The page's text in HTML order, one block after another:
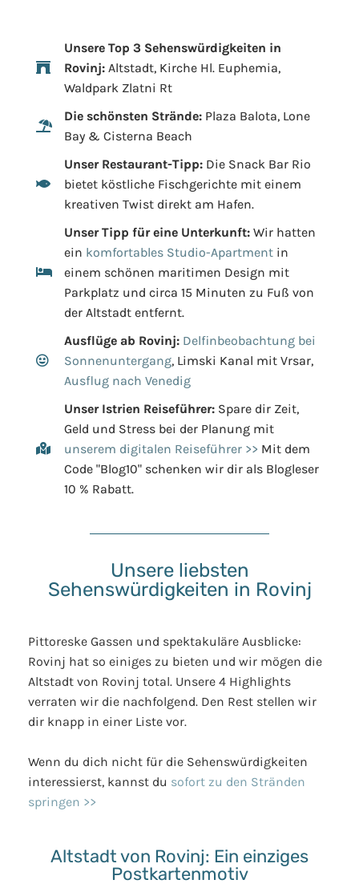
Unsere Top 3 Sehenswürdigkeiten in
Rovinj: Altstadt, Kirche Hl. Euphemia,
Waldpark Zlatni Rt
Die schönsten Strände: Plaza Balota, Lone
Bay & Cisterna Beach
Unser Restaurant-Tipp: Die Snack Bar Rio
bietet köstliche Fischgerichte mit einem
kreativen Twist direkt am Hafen.
Unser Tipp für eine Unterkunft: Wir hatten
ein komfortables Studio-Apartment in
einem schönen maritimen Design mit
Parkplatz und circa 15 Minuten zu Fuß von
der Altstadt entfernt.
Ausflüge ab Rovinj: Delfinbeobachtung bei
Sonnenuntergang, Limski Kanal mit Vrsar,
Ausflug nach Venedig
Unser Istrien Reiseführer: Spare dir Zeit,
Geld und Stress bei der Planung mit
unserem digitalen Reiseführer >> Mit dem
Code "Blog10" schenken wir dir als Blogleser
10 % Rabatt.
Unsere liebsten
Sehenswürdigkeiten in Rovinj
Pittoreske Gassen und spektakuläre Ausblicke:
Rovinj hat so einiges zu bieten und wir mögen die
Altstadt von Rovinj total. Unsere 4 Highlights
verraten wir die nachfolgend. Den Rest stellen wir
dir knapp in einer Liste vor.
Wenn du dich nicht für die Sehenswürdigkeiten
interessierst, kannst du sofort zu den Stränden
springen >>
Altstadt von Rovinj: Ein einziges
Postkartenmotiv